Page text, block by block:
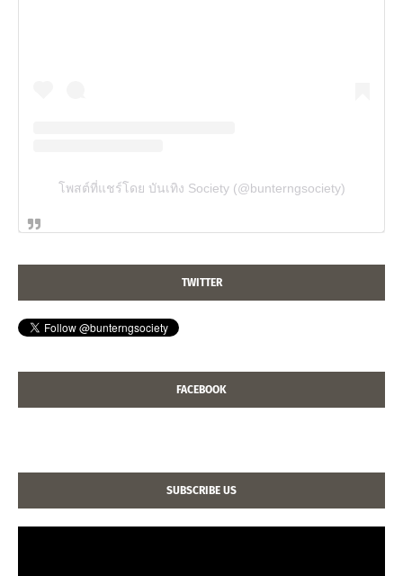
โพสต์ที่แชร์โดย บันเทิง Society (@bunterngsociety)
TWITTER
FACEBOOK
SUBSCRIBE US